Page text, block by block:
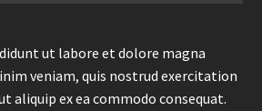
ut labore et dolore magna
veniam, quis nostrud exercitation
aliquip ex ea commodo consequat.